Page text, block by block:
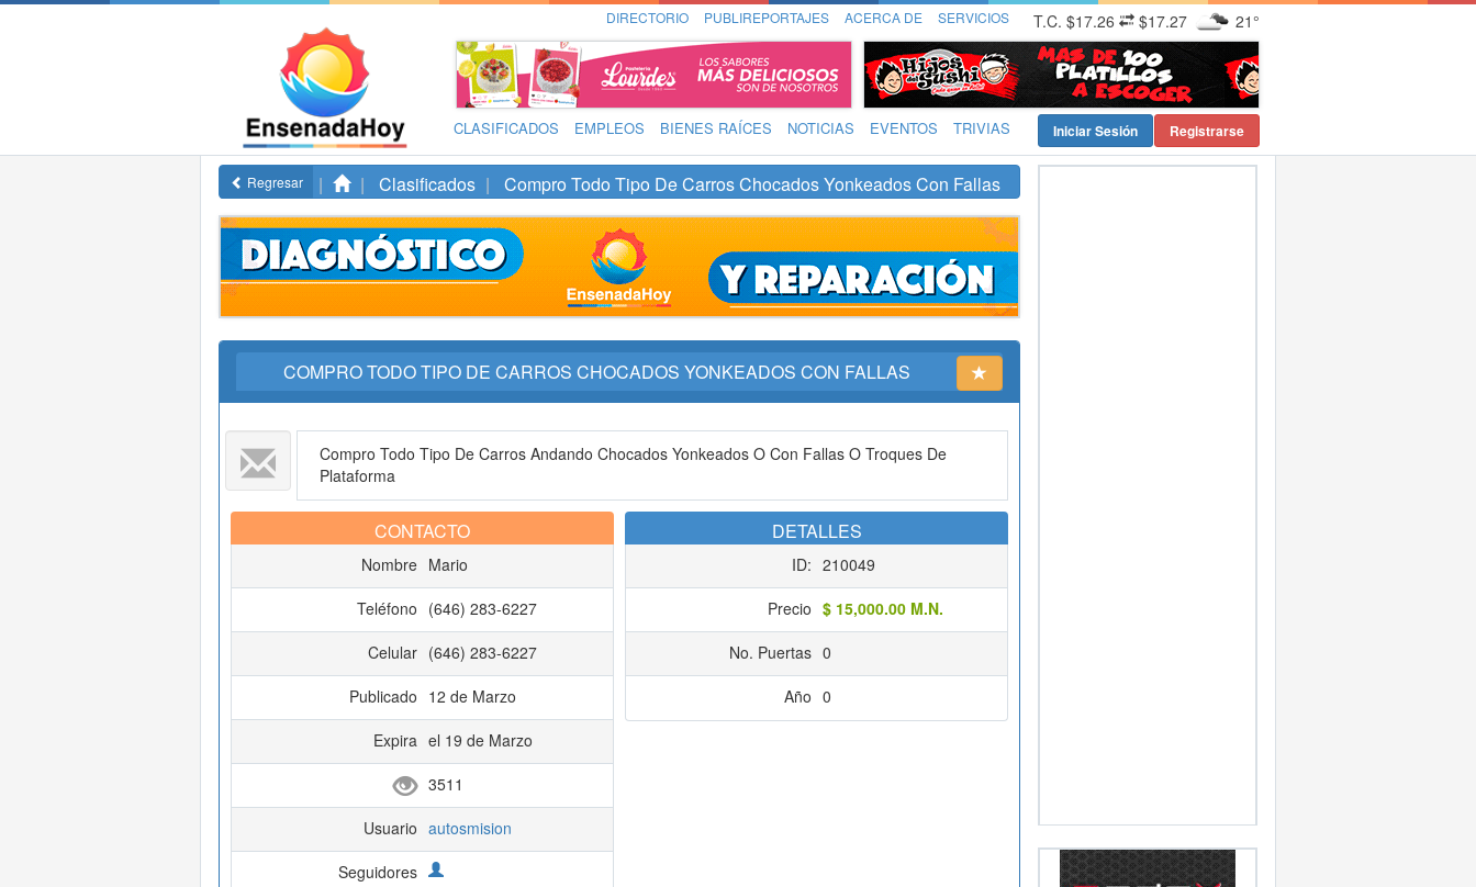
DIRECTORIO PUBLIREPORTAJES ACERCA DE SERVICIOS T.C. $17.26 $17.27 21°
CLASIFICADOS EMPLEOS BIENES RAÍCES NOTICIAS EVENTOS TRIVIAS Registrarse
Iniciar Sesión
Regresar Clasificados Compro Todo Tipo De Carros Chocados Yonkeados Con Fallas
COMPRO TODO TIPO DE CARROS CHOCADOS YONKEADOS CON FALLAS
Compro Todo Tipo De Carros Andando Chocados Yonkeados O Con Fallas O Troques De
Plataforma
CONTACTO
Nombre Mario
Teléfono (646) 283-6227
Celular (646) 283-6227
Publicado 12 de Marzo
Expira el 19 de Marzo
3511
Usuario autosmision
Seguidores
DETALLES
ID: 210049
Precio $ 15,000.00 M.N.
No. Puertas 0
Año 0